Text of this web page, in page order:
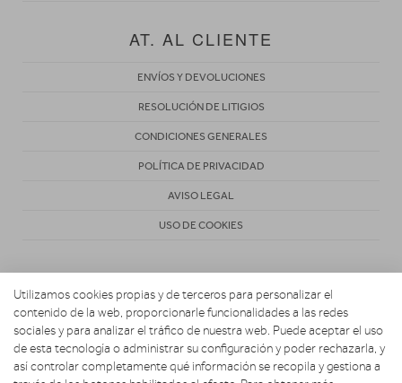
AT. AL CLIENTE
ENVÍOS Y DEVOLUCIONES
RESOLUCIÓN DE LITIGIOS
CONDICIONES GENERALES
POLÍTICA DE PRIVACIDAD
AVISO LEGAL
USO DE COOKIES
Copyright 2026. Electro Hogar Espinosa
Utilizamos cookies propias y de terceros para personalizar el
contenido de la web, proporcionarle funcionalidades a las redes
sociales y para analizar el tráfico de nuestra web. Puede aceptar el uso
de esta tecnología o administrar su configuración y poder rechazarla, y
así controlar completamente qué información se recopila y gestiona a